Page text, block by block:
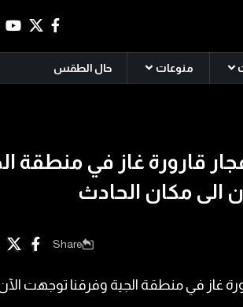
منوعات حال الطقس
قارورة غاز في منطقة
الى مكان الحادث
Share